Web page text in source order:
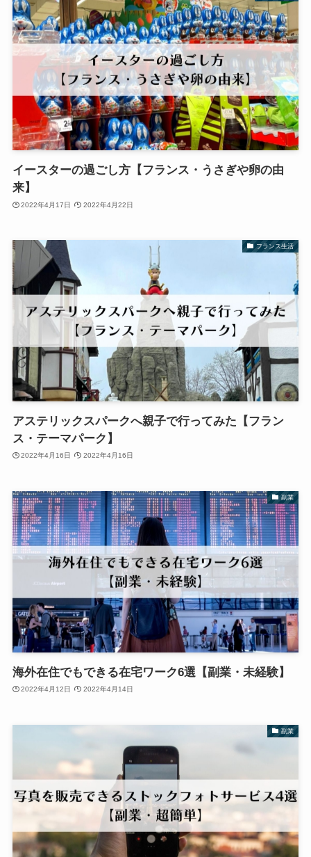
イースターの過ごし方【フランス・うさぎや卵の由
来】
2022年4月17日 2022年4月22日
フランス生活
アステリックスパークへ親子で行ってみた【フラン
ス・テーマパーク】
2022年4月16日 2022年4月16日
副業
海外在住でもできる在宅ワーク6選【副業・未経験】
2022年4月12日 2022年4月14日
副業